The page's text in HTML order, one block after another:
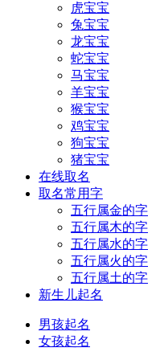
虎宝宝
兔宝宝
龙宝宝
蛇宝宝
马宝宝
羊宝宝
猴宝宝
鸡宝宝
狗宝宝
猪宝宝
在线取名
取名常用字
五行属金的字
五行属木的字
五行属水的字
五行属火的字
五行属土的字
新生儿起名
男孩起名
女孩起名